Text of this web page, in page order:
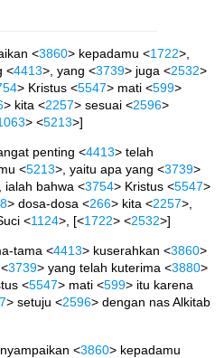
<3860> kepadamu <1722>,
<4413>, yang <3739> juga <2532>
> Kristus <5547> mati <599>
> kita <2257> sesuai <2596>
> <5213>]
penting <4413> telah
<5213>, yaitu apa yang <3739>
ialah bahwa <3754> Kristus <5547>
> dosa-dosa <266> kita <2257>,
<1124>, [<1722> <2532>]
tama <4413> kuserahkan <3860>
3739> yang telah kuterima <3880>
<5547> mati <599> itu karena
> setuju <2596> dengan nas Alkitab
<3860> kepadamu